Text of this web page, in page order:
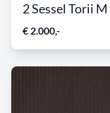
2 Sessel Torii
€ 2.000,-